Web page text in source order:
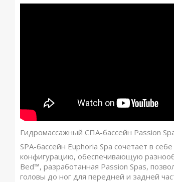
Гидромассажный СПА-бассейн Passion
SPA-бассейн Euphoria Spa сочетает в
конфигурацию, обеспечивающую
Bed™, разработанная Passion Spas,
головы до ног для передней и задней